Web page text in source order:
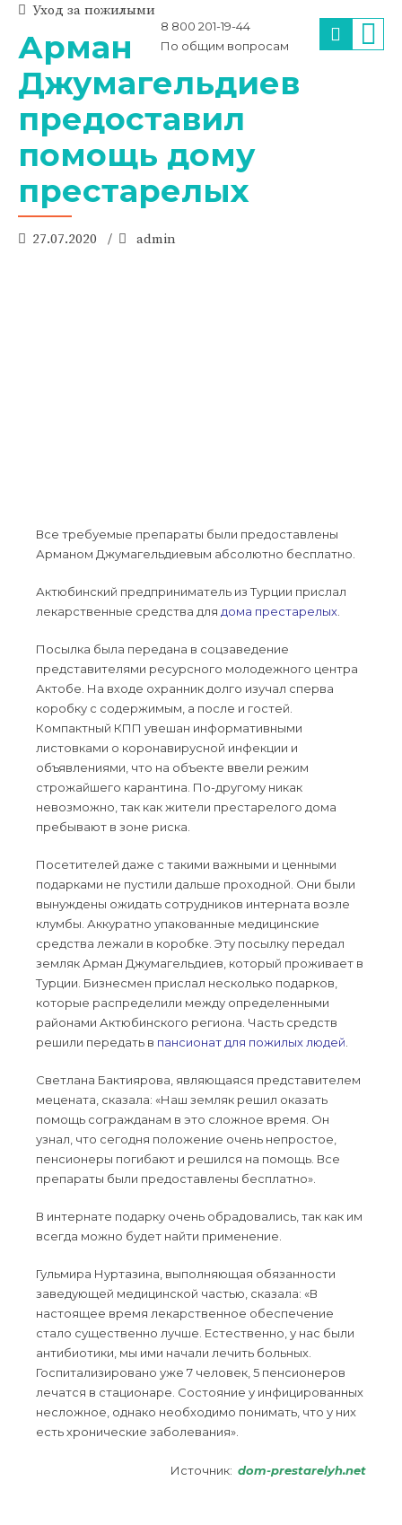
8 800 201-19-44
По общим вопросам
Уход за пожилыми
Арман
Джумагельдиев
предоставил
помощь дому
престарелых
27.07.2020 admin
Все требуемые препараты были предоставлены
Арманом Джумагельдиевым абсолютно бесплатно.
Актюбинский предприниматель из Турции прислал
лекарственные средства для дома престарелых
Посылка была передана в соцзаведение
представителями ресурсного молодежного центра
Актобе. На входе охранник долго изучал сперва
коробку с содержимым, а после и гостей.
Компактный КПП увешан информативными
листовками о коронавирусной инфекции и
объявлениями, что на объекте ввели режим
строжайшего карантина. По-другому никак
невозможно, так как жители престарелого дома
пребывают в зоне риска.
Посетителей даже с такими важными и ценными
подарками не пустили дальше проходной. Они были
вынуждены ожидать сотрудников интерната возле
клумбы. Аккуратно упакованные медицинские
средства лежали в коробке. Эту посылку передал
земляк Арман Джумагельдиев, который проживает в
Турции. Бизнесмен прислал несколько подарков,
которые распределили между определенными
районами Актюбинского региона. Часть средств
решили передать в пансионат для пожилых людей
Светлана Бактиярова, являющаяся представителем
мецената, сказала: «Наш земляк решил оказать
помощь согражданам в это сложное время. Он
узнал, что сегодня положение очень непростое,
пенсионеры погибают и решился на помощь. Все
препараты были предоставлены бесплатно».
В интернате подарку очень обрадовались, так как им
всегда можно будет найти применение.
Гульмира Нуртазина, выполняющая обязанности
заведующей медицинской частью, сказала: «В
настоящее время лекарственное обеспечение
стало существенно лучше. Естественно, у нас были
антибиотики, мы ими начали лечить больных.
Госпитализировано уже 7 человек, 5 пенсионеров
лечатся в стационаре. Состояние у инфицированных
несложное, однако необходимо понимать, что у них
есть хронические заболевания».
Источник: dom-prestarelyh.net